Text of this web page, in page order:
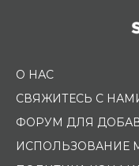
О НАС
СВЯЖИТЕСЬ С
ФОРУМ ДЛЯ
ИСПОЛЬЗОВАНИЕ